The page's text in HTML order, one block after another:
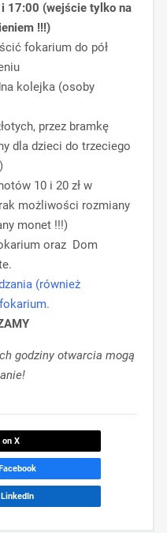
17:00 (wejście tylko na
!!!)
fokarium do pół
kolejka (osoby
przez bramkę
dla dzieci do trzeciego
10 i 20 zł w
możliwości rozmiany
monet !!!)
oraz Dom
(również
godziny otwarcia mogą
on X